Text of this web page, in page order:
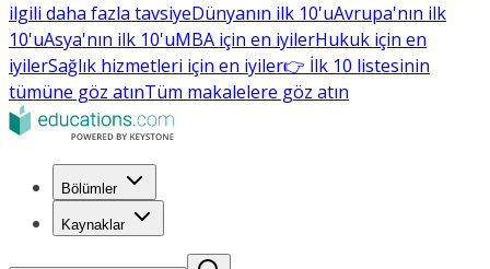
ilgili daha fazla tavsiyeDünyanın ilk 10'uAvrupa'nın ilk
10'uAsya'nın ilk 10'uMBA için en iyilerHukuk için en
iyilerSağlık hizmetleri için en iyiler👉 İlk 10 listesinin
tümüne göz atınTüm makalelere göz atın
Bölümler
Kaynaklar